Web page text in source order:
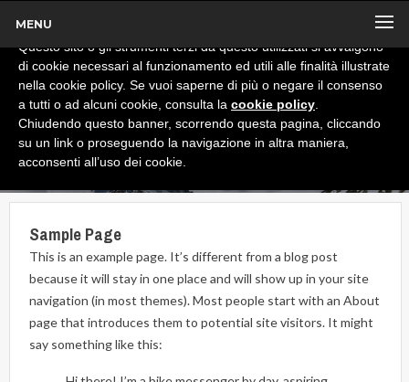
MENU
Sample Page
This is an example page. It’s different from a blog post
because it will stay in one place and will show up in your site
navigation (in most themes). Most people start with an About
page that introduces them to potential site visitors. It might
say something like this:
x
Informativa
Questo sito o gli strumenti terzi da questo utilizzati si avvalgono
di cookie necessari al funzionamento ed utili alle finalità illustrate
nella cookie policy. Se vuoi saperne di più o negare il consenso
a tutti o ad alcuni cookie, consulta la cookie policy
Chiudendo questo banner, scorrendo questa pagina, cliccando
su un link o proseguendo la navigazione in altra maniera,
acconsenti all’uso dei cookie.